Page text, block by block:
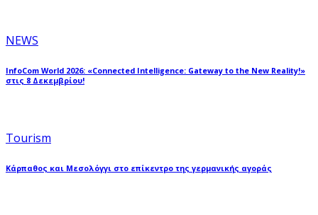
NEWS
InfoCom World 2026: «Connected Intelligence: Gateway to the New Reality!»
στις 8 Δεκεμβρίου!
Tourism
Κάρπαθος και Μεσολόγγι στο επίκεντρο της γερμανικής αγοράς